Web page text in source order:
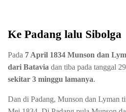
Ke Padang lalu Sibolga
Pada 7 April 1834 Munson dan
dari Batavia dan tiba pada tanggal
sekitar 3 minggu lamanya.
Dan di Padang, Munson dan Lyman